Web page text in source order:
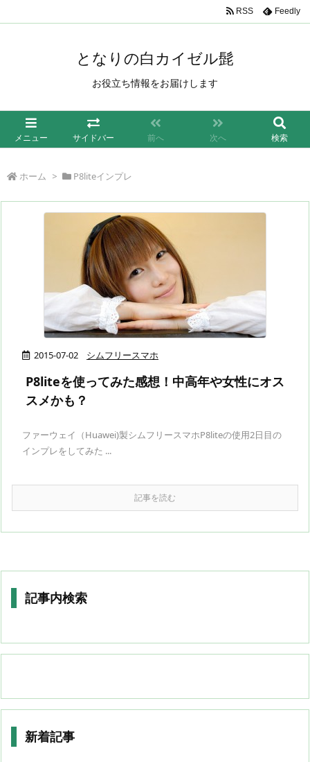
となりの白カイゼル髭
お役立ち情報をお届けします
メニュー サイドバー 前へ 次へ 検索
RSS Feedly
ホーム > P8liteインプレ
2015-07-02 シムフリースマホ
P8liteを使ってみた感想！中高年や女性にオス
スメかも？
ファーウェイ（Huawei)製シムフリースマホP8liteの使用2日目の
インプレをしてみた ...
記事を読む
記事内検索
新着記事